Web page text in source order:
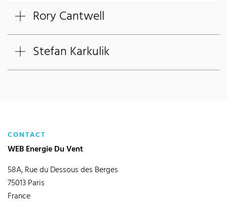
Rory Cantwell
Stefan Karkulik
CONTACT
WEB Energie Du Vent
58A, Rue du Dessous des Berges
75013 Paris
France